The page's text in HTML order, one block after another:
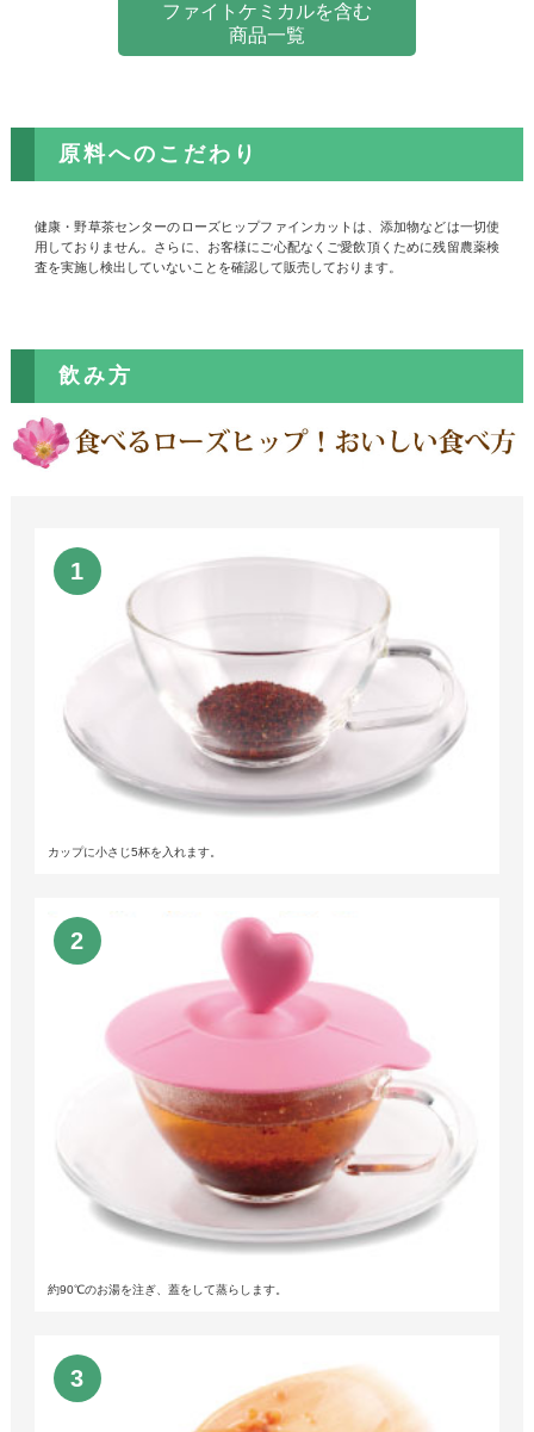
ファイトケミカルを含む
商品一覧
原料へのこだわり
健康・野草茶センターのローズヒップファインカットは、添加物などは一切使
用しておりません。さらに、お客様にご心配なくご愛飲頂くために残留農薬検
査を実施し検出していないことを確認して販売しております。
飲み方
カップに小さじ5杯を入れます。
約90℃のお湯を注ぎ、蓋をして蒸らします。